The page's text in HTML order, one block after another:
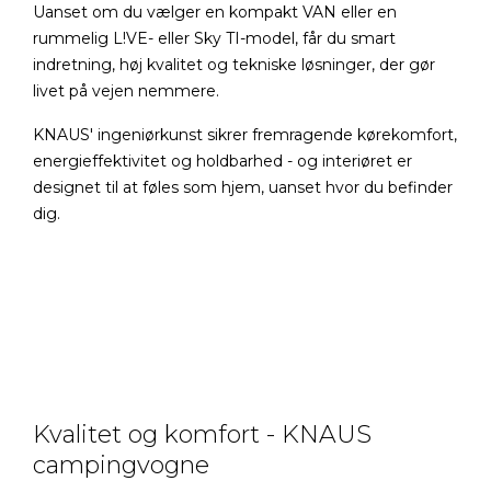
Uanset om du vælger en kompakt VAN eller en
rummelig L!VE- eller Sky TI-model, får du smart
indretning, høj kvalitet og tekniske løsninger, der gør
livet på vejen nemmere.
KNAUS' ingeniørkunst sikrer fremragende kørekomfort,
energieffektivitet og holdbarhed - og interiøret er
designet til at føles som hjem, uanset hvor du befinder
dig.
Kvalitet og komfort - KNAUS
campingvogne